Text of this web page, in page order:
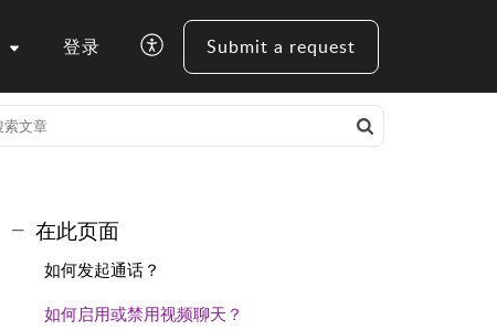
登录 Submit a request
在此页面
如何发起通话？
如何启用或禁用视频聊天？